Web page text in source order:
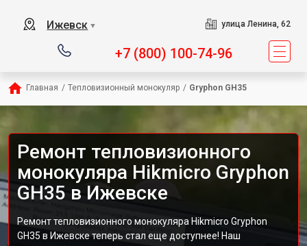
Ижевск ▼ улица Ленина, 62
+7 (800) 100-74-96
Главная / Тепловизионный монокуляр / Gryphon GH35
Ремонт тепловизионного
монокуляра Hikmicro Gryphon
GH35 в Ижевске
Ремонт тепловизионного монокуляра Hikmicro Gryphon
GH35 в Ижевске теперь стал еще доступнее! Наш